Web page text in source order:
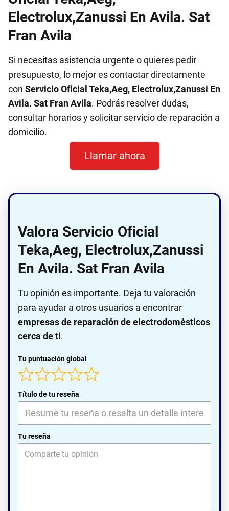
Electrolux,Zanussi En Avila. Sat
Fran Avila
Si necesitas asistencia urgente o quieres pedir
presupuesto, lo mejor es contactar directamente
con Servicio Oficial Teka,Aeg, Electrolux,Zanussi En
Avila. Sat Fran Avila. Podrás resolver dudas,
consultar horarios y solicitar servicio de reparación a
domicilio.
Llamar ahora
Valora Servicio Oficial
Teka,Aeg, Electrolux,Zanussi
En Avila. Sat Fran Avila
Tu opinión es importante. Deja tu valoración
para ayudar a otros usuarios a encontrar
empresas de reparación de electrodomésticos
cerca de ti.
Tu puntuación global
Título de tu reseña
Tu reseña